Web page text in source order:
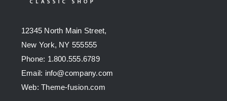
12345 North Main Street,
New York, NY 555555
Phone: 1.800.555.6789
Email: info@company.com
Web: Theme-fusion.com